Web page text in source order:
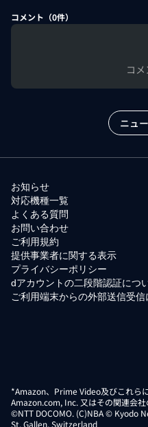
コメント（0件）
コメ
ニュ
お知らせ
対応機種一覧
よくある質問
お問い合わせ
ご利用規約
提供事業者に関する表示
プライバシーポリシー
dアカウントの二段階認証につ
ご利用端末からの外部送信受
*Amazon、Prime Video及びこれら
Amazon.com, Inc. 又はその関連会社
©NTT DOCOMO. (C)NBA © Kyodo
St. Gallen, Switzerland